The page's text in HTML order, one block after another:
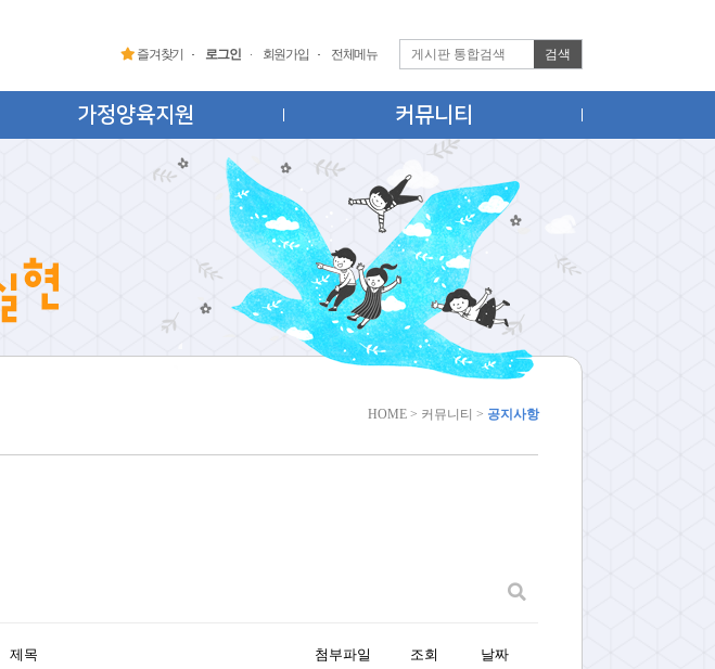
검색
즐겨찾기 로그인 회원가입 전체메뉴
가정양육지원 커뮤니티
HOME > 커뮤니티 > 공지사항
제목 첨부파일 조회 날짜